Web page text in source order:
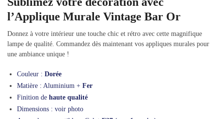
l’Applique Murale Vintage Bar Or
Donnez à votre intérieur une touche chic et rétro avec cette magnifique
lampe de qualité. Commandez dès maintenant vos appliques murales pour
une ambiance unique !
Couleur : Dorée
Matière : Aluminium + Fer
Finition de haute qualité
Dimensions : voir photo